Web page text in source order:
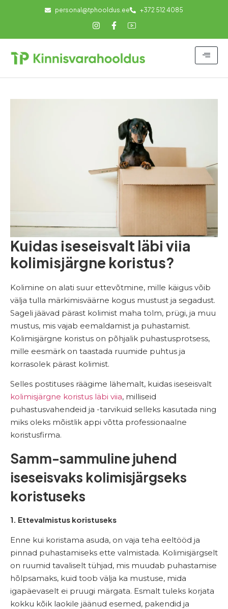
personal@tphooldus.ee +372 512 4085
Kuidas iseseisvalt läbi viia
kolimisjärgne koristus?
Kolimine on alati suur ettevõtmine, mille käigus võib
välja tulla märkimisväärne kogus mustust ja segadust.
Sageli jäävad pärast kolimist maha tolm, prügi, ja muu
mustus, mis vajab eemaldamist ja puhastamist.
Kolimisjärgne koristus on põhjalik puhastusprotsess,
mille eesmärk on taastada ruumide puhtus ja
korrasolek pärast kolimist.
Selles postituses räägime lähemalt, kuidas iseseisvalt
kolimisjärgne koristus läbi viia, milliseid
puhastusvahendeid ja -tarvikuid selleks kasutada ning
miks oleks mõistlik appi võtta professionaalne
koristusfirma.
Samm-sammuline juhend
iseseisvaks kolimisjärgseks
koristuseks
1. Ettevalmistus koristuseks
Enne kui koristama asuda, on vaja teha eeltööd ja
pinnad puhastamiseks ette valmistada. Kolimisjärgselt
on ruumid tavaliselt tühjad, mis muudab puhastamise
hõlpsamaks, kuid toob välja ka mustuse, mida
igapäevaselt ei pruugi märgata. Esmalt tuleks korjata
kokku kõik laokile jäänud esemed, pakendid ja